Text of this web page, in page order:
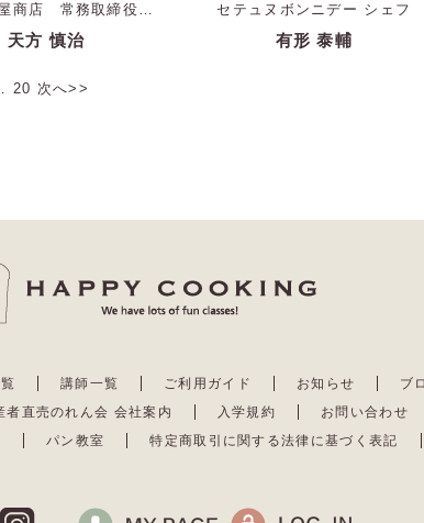
屋商店 常務取締役
麦音 シェフ
天方 慎治
セテュヌボンニデー シェフ
有形 泰輔
20 次へ>>
講師一覧 ご利用ガイド お知らせ
ブ
者直売のれん会 会社案内 入学規約
お問い合わせ
パン教室 特定商取引に関する法律に基づく表記